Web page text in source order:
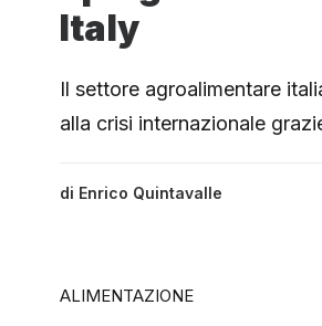
Italy
Il settore agroalimentare
alla crisi internazionale
di Enrico Quintavalle
ALIMENTAZIONE